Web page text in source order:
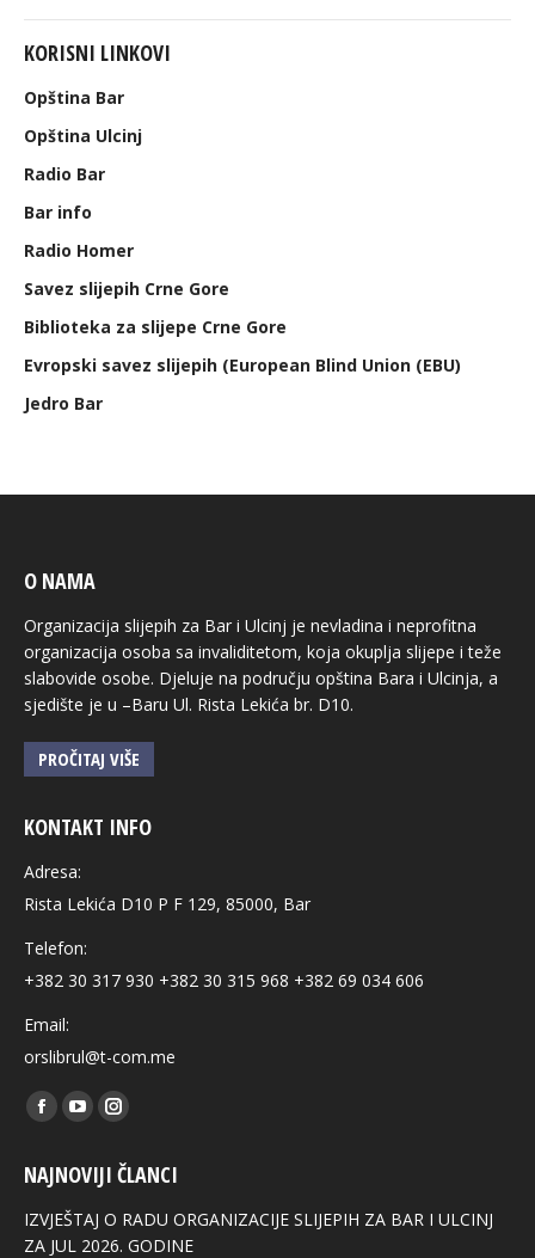
KORISNI LINKOVI
Opština Bar
Opština Ulcinj
Radio Bar
Bar info
Radio Homer
Savez slijepih Crne Gore
Biblioteka za slijepe Crne Gore
Evropski savez slijepih (European Blind Union (EBU)
Jedro Bar
O NAMA
Organizacija slijepih za Bar i Ulcinj je nevladina i neprofitna
organizacija osoba sa invaliditetom, koja okuplja slijepe i teže
slabovide osobe. Djeluje na području opština Bara i Ulcinja, a
sjedište je u –Baru Ul. Rista Lekića br. D10.
PROČITAJ VIŠE
KONTAKT INFO
Adresa:
Rista Lekića D10 P F 129, 85000, Bar
Telefon:
+382 30 317 930 +382 30 315 968 +382 69 034 606
Email:
orslibrul@t-com.me
Find us on:
Facebook
opens
in
new
YouTube
opens
in
new
Instagram
opens
in
new
NAJNOVIJI ČLANCI
IZVJEŠTAJ O RADU ORGANIZACIJE SLIJEPIH ZA BAR I ULCINJ
ZA JUL 2026. GODINE